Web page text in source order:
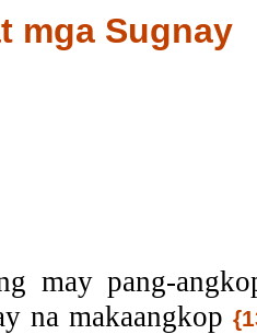
mga Sugnay
may pang-
na makaangkop